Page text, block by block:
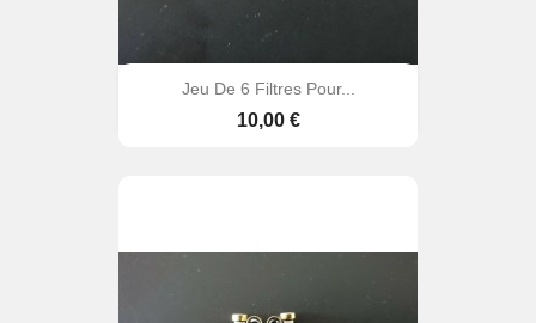
Jeu De 6 Filtres Pour...
Prix
10,00 €